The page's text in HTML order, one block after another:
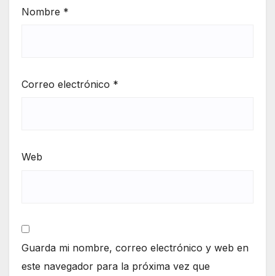
Nombre *
Correo electrónico *
Web
Guarda mi nombre, correo electrónico y web en
este navegador para la próxima vez que